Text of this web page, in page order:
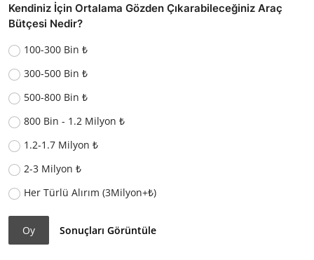
Kendiniz İçin Ortalama Gözden Çıkarabileceğiniz Araç
Bütçesi Nedir?
100-300 Bin ₺
300-500 Bin ₺
500-800 Bin ₺
800 Bin - 1.2 Milyon ₺
1.2-1.7 Milyon ₺
2-3 Milyon ₺
Her Türlü Alırım (3Milyon+₺)
Oy Sonuçları Görüntüle